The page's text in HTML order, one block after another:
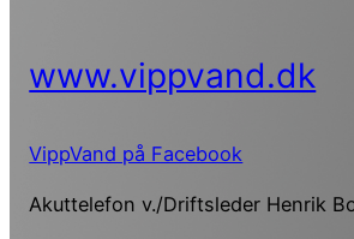
www.vippvand.dk
VippVand på Facebook
Akuttelefon v./Driftsleder Henrik